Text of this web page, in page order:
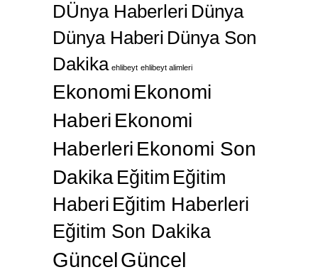
DÜnya Haberleri Dünya
Dünya Haberi Dünya Son
Dakika ehlibeyt ehlibeyt alimleri
Ekonomi Ekonomi
Haberi Ekonomi
Haberleri Ekonomi Son
Dakika Eğitim Eğitim
Haberi Eğitim Haberleri
Eğitim Son Dakika
GüncelGüncel